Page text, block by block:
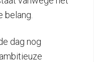
belang.
dag nog